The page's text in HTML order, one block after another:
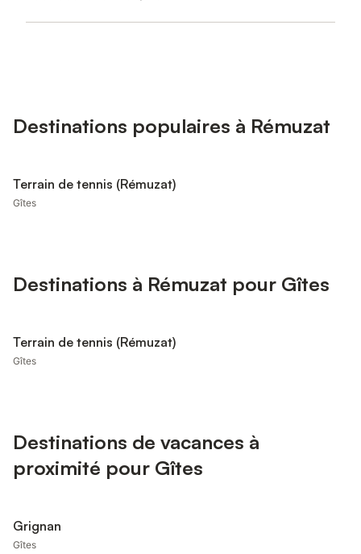
Destinations populaires à Rémuzat
Terrain de tennis (Rémuzat)
Gîtes
Destinations à Rémuzat pour Gîtes
Terrain de tennis (Rémuzat)
Gîtes
Destinations de vacances à
proximité pour Gîtes
Grignan
Gîtes